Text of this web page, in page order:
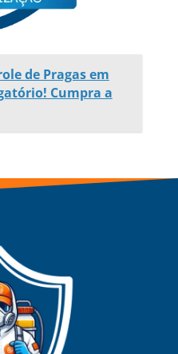
de Pragas em
Cumpra a